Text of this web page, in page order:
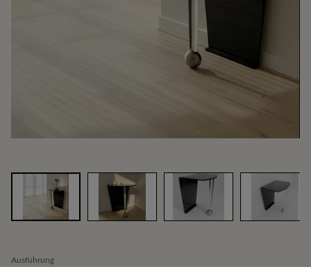
Ausführung